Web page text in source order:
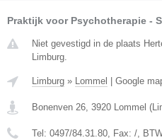
Praktijk voor Psychotherapie -
Niet gevestigd in de plaats
Limburg.
Limburg » Lommel Google
Bonenven 26, 3920 Lommel (
Tel: 0497/84.31.80, Fax: /,